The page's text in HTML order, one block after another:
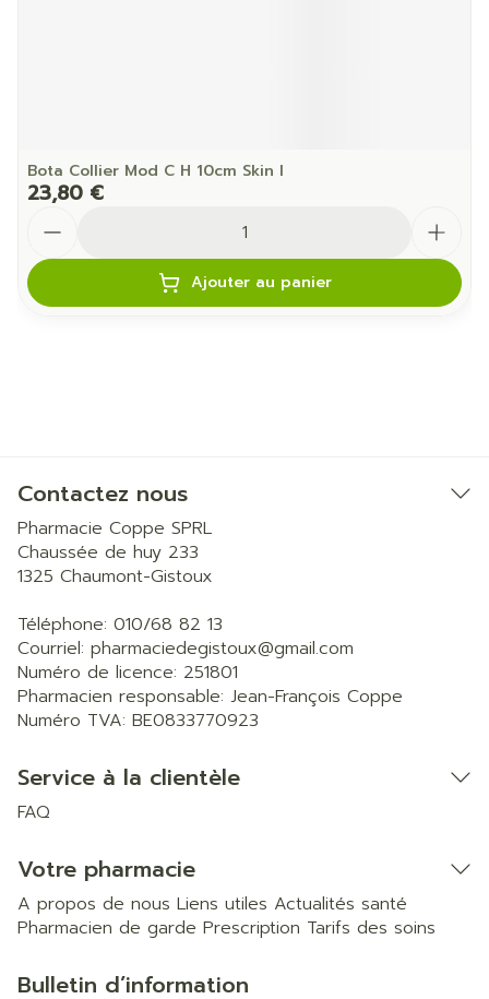
Bota Collier Mod C H 10cm Skin l
23,80 €
Ajouter au panier
Contactez nous
Pharmacie Coppe SPRL
Chaussée de huy 233
1325 Chaumont-Gistoux
Téléphone: 010/68 82 13
Courriel: pharmaciedegistoux@gmail.com
Numéro de licence: 251801
Pharmacien responsable: Jean-François Coppe
Numéro TVA: BE0833770923
Service à la clientèle
FAQ
Votre pharmacie
A propos de nous Liens utiles Actualités santé
Pharmacien de garde Prescription Tarifs des soins
Bulletin d’information